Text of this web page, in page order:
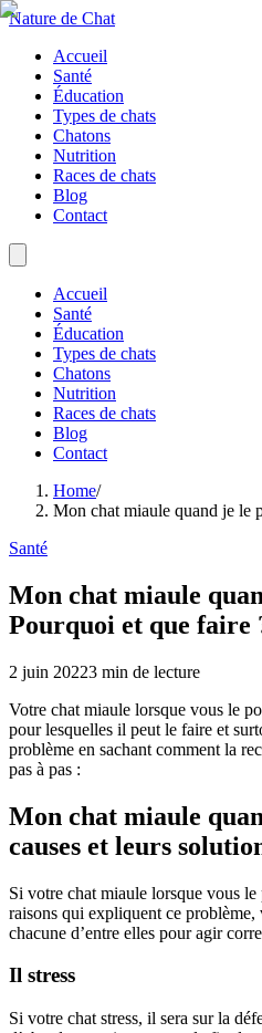
Nature de Chat
Accueil
Santé
Éducation
Types de chats
Chatons
Nutrition
Races de chats
Blog
Contact
Accueil
Santé
Éducation
Types de chats
Chatons
Nutrition
Races de chats
Blog
Contact
Home/
Mon chat miaule quand je le
Santé
Mon chat miaule
Pourquoi et que faire
2 juin 20223 min de lecture
Votre chat miaule lorsque vous le
pour lesquelles il peut le faire et
problème en sachant comment la
pas à pas :
Mon chat miaule
causes et leurs
Si votre chat miaule lorsque vous
raisons qui expliquent ce
chacune d’entre elles pour agir
Il stress
Si votre chat stress, il sera sur la